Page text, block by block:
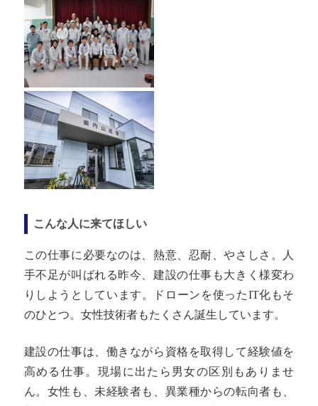
こんな人に来てほしい
この仕事に必要なのは、熱意、忍耐、やさしさ。人
手不足が叫ばれる昨今、建設の仕事も大きく様変わ
りしようとしています。ドローンを使ったIT化もそ
のひとつ。女性技術者もたくさん誕生しています。
建設の仕事は、働きながら資格を取得して経験値を
高める仕事。現場に出たら男女の区別もありませ
ん。女性も、未経験者も、異業種からの転向者も、